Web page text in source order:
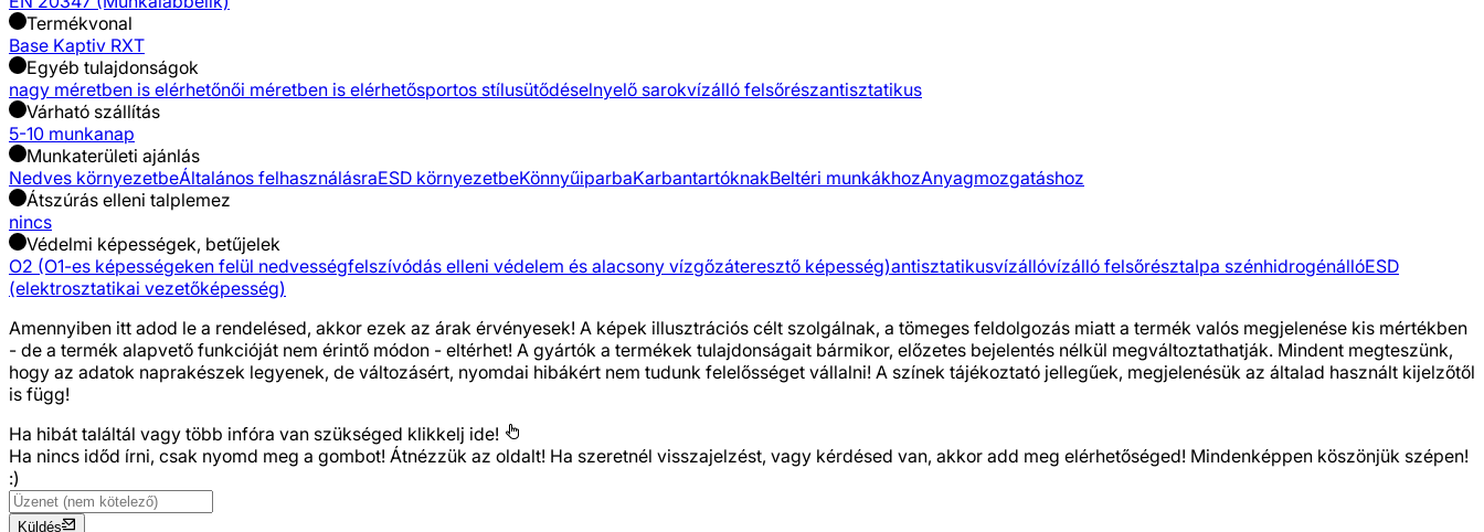
Termékvonal
Base Kaptiv RXT
Egyéb tulajdonságok
nagy méretben is elérhetőnői méretben is elérhetősportos stílusütődéselnyelő sarokvízálló felsőrészantisztatikus
Várható szállítás
5-10 munkanap
Munkaterületi ajánlás
Nedves környezetbeÁltalános felhasználásraESD környezetbeKönnyűiparbaKarbantartóknakBeltéri munkákhozAnyagmozgatáshoz
Átszúrás elleni talplemez
nincs
Védelmi képességek, betűjelek
O2 (O1-es képességeken felül nedvességfelszívódás elleni védelem és alacsony vízgőzáteresztő képesség)antisztatikusvízállóvízálló felsőrésztalpa szénhidrogénállóESD
(elektrosztatikai vezetőképesség)
Amennyiben itt adod le a rendelésed, akkor ezek az árak érvényesek! A képek illusztrációs célt szolgálnak, a tömeges feldolgozás miatt a termék valós megjelenése kis mértékben
- de a termék alapvető funkcióját nem érintő módon - eltérhet! A gyártók a termékek tulajdonságait bármikor, előzetes bejelentés nélkül megváltoztathatják. Mindent megteszünk,
hogy az adatok naprakészek legyenek, de változásért, nyomdai hibákért nem tudunk felelősséget vállalni! A színek tájékoztató jellegűek, megjelenésük az általad használt kijelzőtől
is függ!
Ha hibát találtál vagy több infóra van szükséged klikkelj ide!
Ha nincs időd írni, csak nyomd meg a gombot! Átnézzük az oldalt! Ha szeretnél visszajelzést, vagy kérdésed van, akkor add meg elérhetőséged! Mindenképpen köszönjük szépen!
:)
Küldés